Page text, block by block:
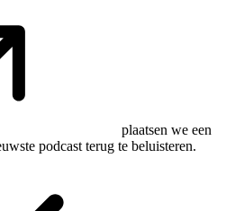
plaatsen we een
podcast terug te beluisteren.